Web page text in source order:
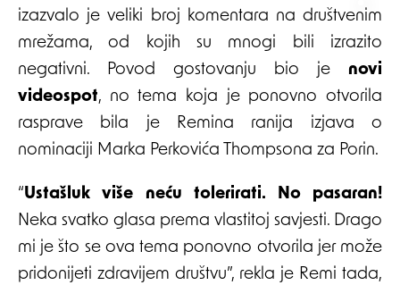
izazvalo je veliki broj komentara na društvenim
mrežama, od kojih su mnogi bili izrazito
negativni. Povod gostovanju bio je novi
videospot, no tema koja je ponovno otvorila
rasprave bila je Remina ranija izjava o
nominaciji Marka Perkovića Thompsona za Porin.
“Ustašluk više neću tolerirati. No pasaran!
Neka svatko glasa prema vlastitoj savjesti. Drago
mi je što se ova tema ponovno otvorila jer može
pridonijeti zdravijem društvu”, rekla je Remi tada,